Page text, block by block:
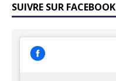
SUIVRE SUR FACEBOOK